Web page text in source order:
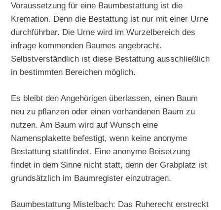
Voraussetzung für eine Baumbestattung ist die
Kremation. Denn die Bestattung ist nur mit einer Urne
durchführbar. Die Urne wird im Wurzelbereich des
infrage kommenden Baumes angebracht.
Selbstverständlich ist diese Bestattung ausschließlich
in bestimmten Bereichen möglich.
Es bleibt den Angehörigen überlassen, einen Baum
neu zu pflanzen oder einen vorhandenen Baum zu
nutzen. Am Baum wird auf Wunsch eine
Namensplakette befestigt, wenn keine anonyme
Bestattung stattfindet. Eine anonyme Beisetzung
findet in dem Sinne nicht statt, denn der Grabplatz ist
grundsätzlich im Baumregister einzutragen.
Baumbestattung Mistelbach: Das Ruherecht erstreckt